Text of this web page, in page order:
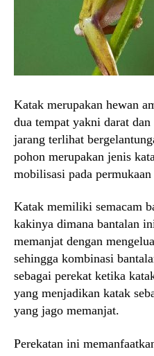
Katak merupakan hewan
dua tempat yakni darat
jarang terlihat
pohon merupakan jenis
mobilisasi pada
Katak memiliki semacam
kakinya dimana bantalan
memanjat dengan
sehingga kombinasi
sebagai perekat ketika
yang menjadikan katak
yang jago memanjat.
Perekatan ini